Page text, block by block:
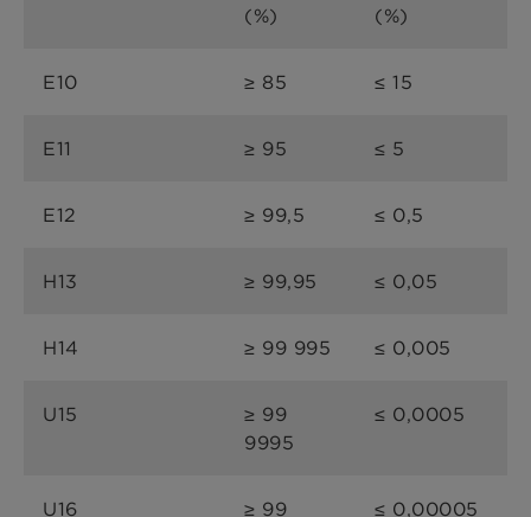
(%)
(%)
E10 ≥ 85 ≤ 15
E11 ≥ 95 ≤ 5
E12 ≥ 99,5 ≤ 0,5
H13 ≥ 99,95 ≤ 0,05
H14 ≥ 99 995 ≤ 0,005
U15
≥ 99
9995
≤ 0,0005
U16 ≥ 99 ≤ 0,00005